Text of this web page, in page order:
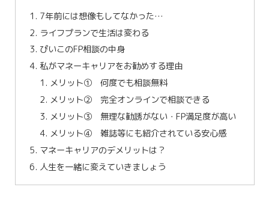
7年前には想像もしてなかった…
ライフプランで生活は変わる
ぴいこのFP相談の中身
私がマネーキャリアをお勧めする理由
メリット① 何度でも相談無料
メリット② 完全オンラインで相談できる
メリット③ 無理な勧誘がない・FP満足度が高い
メリット④ 雑誌等にも紹介されている安心感
マネーキャリアのデメリットは？
人生を一緒に変えていきましょう